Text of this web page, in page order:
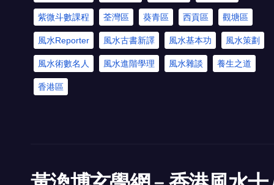
紫微斗數課程 荃灣區 葵青區 西貢區 觀塘區
風水Reporter 風水古書新譯 風水基本功 風水策劃
風水術數名人 風水進階學理 風水雜談 養生之道
香港區